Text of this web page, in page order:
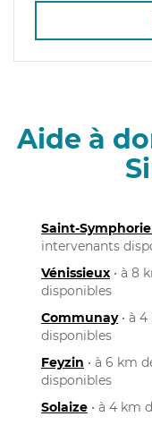
Aide à
Saint-
intervenants
Vénissieux • à 8
disponibles
Communay• à 4
disponibles
Feyzin • à 6 km
disponibles
Solaize • à 4 km